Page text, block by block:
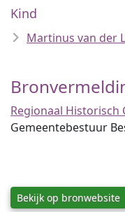
Kind
Martinus van der
Regionaal Historisch
Gemeentebestuur
Bekijk op bronwebsite